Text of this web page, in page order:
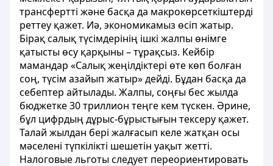
трансфертті және басқа да макрокөрсеткіштерді
реттеу қажет. Иә, экономикамыз өсіп жатыр.
Бірақ салық түсімдерінің ішкі жалпы өнімге
қатысты өсу қарқыны – тұрақсыз. Кейбір
мамандар «Салық жеңілдіктері өте көп болған
соң, түсім азайып жатыр» дейді. Бұдан басқа да
себептер айтылады. Жалпы, соңғы бес жылда
бюджетке 30 триллион теңге кем түскен. Әрине,
бұл цифрдың дұрыс-бұрыстығын тексеру қажет.
Талай жылдан бері жалғасып келе жатқан осы
мәселені түпкілікті шешетін уақыт жетті.
Налоговые льготы следует переориентировать